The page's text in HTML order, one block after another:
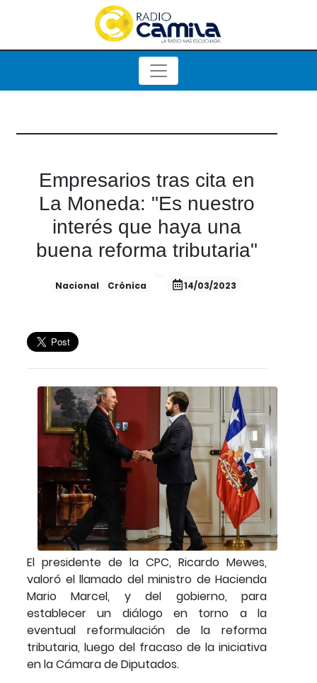
Empresarios tras cita en
La Moneda: "Es nuestro
interés que haya una
buena reforma tributaria"
Nacional Crónica 14/03/2023
El presidente de la CPC, Ricardo Mewes,
valoró el llamado del ministro de Hacienda
Mario Marcel, y del gobierno, para
establecer un diálogo en torno a la
eventual reformulación de la reforma
tributaria, luego del fracaso de la iniciativa
en la Cámara de Diputados.